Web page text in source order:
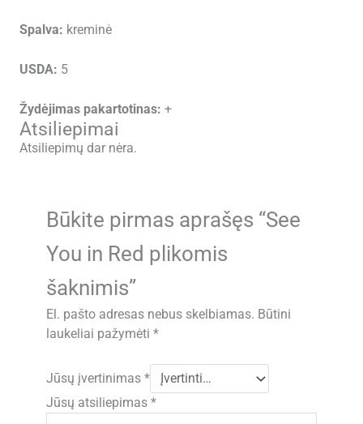
Spalva: kreminė
USDA: 5
Žydėjimas pakartotinas: +
Atsiliepimai
Atsiliepimų dar nėra.
Būkite pirmas aprašęs “See
You in Red plikomis
šaknimis”
El. pašto adresas nebus skelbiamas. Būtini
laukeliai pažymėti*
Jūsų įvertinimas*
Jūsų atsiliepimas*